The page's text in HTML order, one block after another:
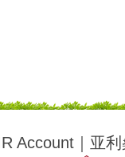
Account｜亚